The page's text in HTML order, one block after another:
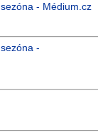
- Médium.cz
-